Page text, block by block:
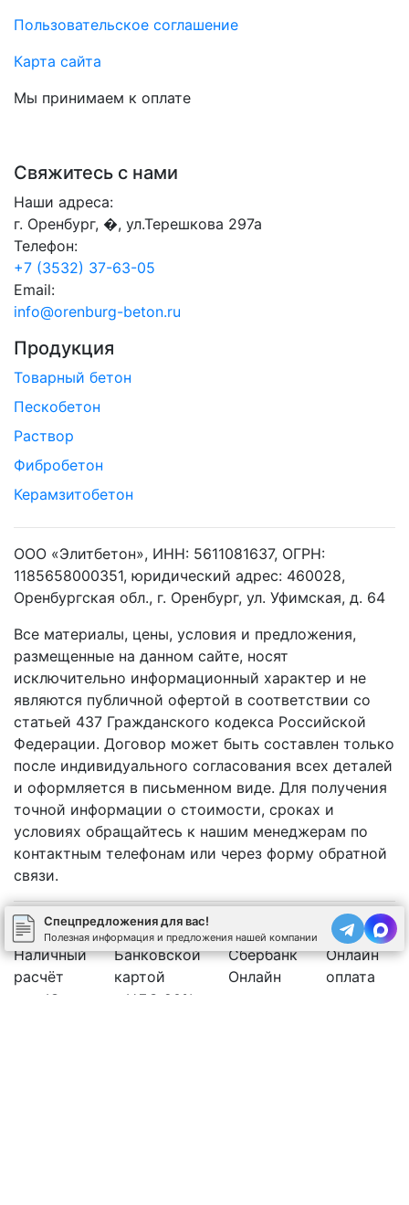
Пользовательское соглашение
Карта сайта
Мы принимаем к оплате
Свяжитесь с нами
Наши адреса:
г. Оренбург, �, ул.Терешкова 297а
Телефон:
+7 (3532) 37-63-05
Email:
info@orenburg-beton.ru
Продукция
Товарный бетон
Пескобетон
Раствор
Фибробетон
Керамзитобетон
ООО «Элитбетон», ИНН: 5611081637, ОГРН:
1185658000351, юридический адрес: 460028,
Оренбургская обл., г. Оренбург, ул. Уфимская, д. 64
Все материалы, цены, условия и предложения,
размещенные на данном сайте, носят
исключительно информационный характер и не
являются публичной офертой в соответствии со
статьей 437 Гражданского кодекса Российской
Федерации. Договор может быть составлен только
после индивидуального согласования всех деталей
и оформляется в письменном виде. Для получения
точной информации о стоимости, сроках и
условиях обращайтесь к нашим менеджерам по
контактным телефонам или через форму обратной
связи.
Наличный
расчёт
Банковской
картой
Сбербанк
Онлайн
Онлайн
оплата
Юр.лицо с НДС 20%
Спецпредложения для вас!
Полезная информация и предложения нашей компании